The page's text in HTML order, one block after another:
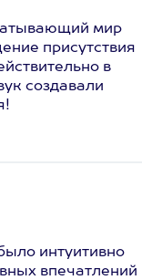
мир
присутствия
в
создавали
интуитивно
впечатлений